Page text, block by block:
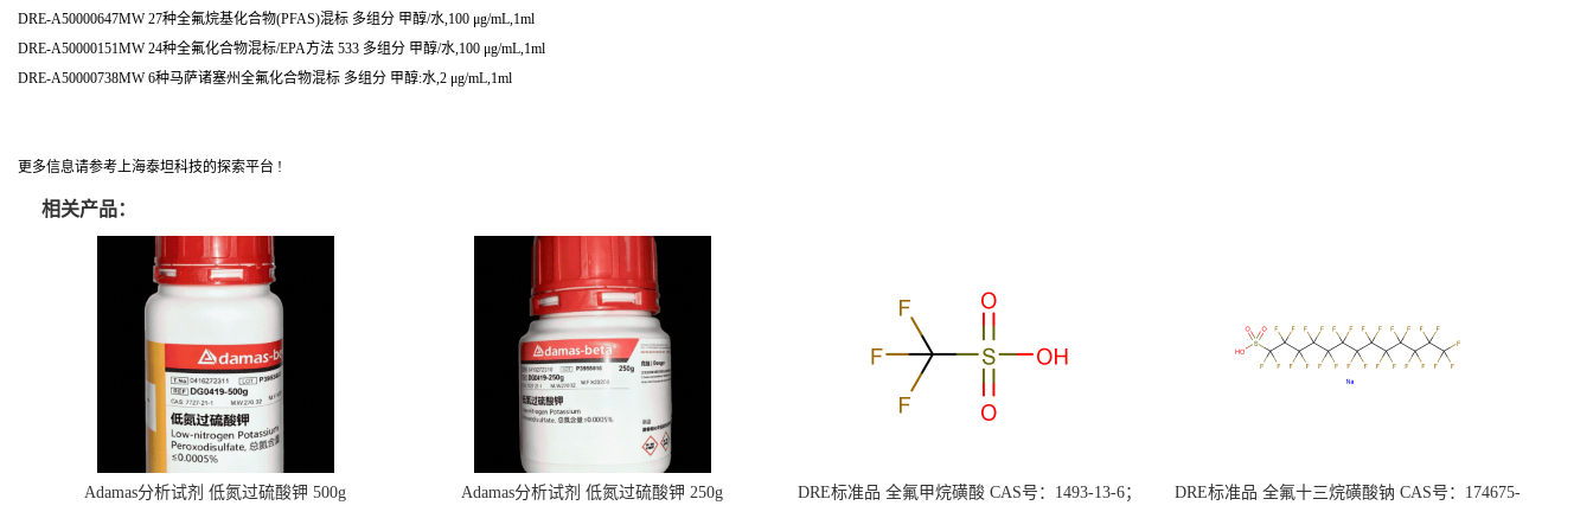
DRE-A50000647MW 27种全氟烷基化合物(PFAS)混标 多组分 甲醇/水,100 μg/mL,1ml
DRE-A50000151MW 24种全氟化合物混标/EPA方法 533 多组分 甲醇/水,100 μg/mL,1ml
DRE-A50000738MW 6种马萨诸塞州全氟化合物混标 多组分 甲醇:水,2 μg/mL,1ml
更多信息请参考上海泰坦科技的探索平台 !
相关产品：
Adamas分析试剂 低氮过硫酸钾 500g
Adamas分析试剂 低氮过硫酸钾 250g
DRE标准品 全氟甲烷磺酸 CAS号：1493-13-6；
DRE标准品 全氟十三烷磺酸钠 CAS号：174675-